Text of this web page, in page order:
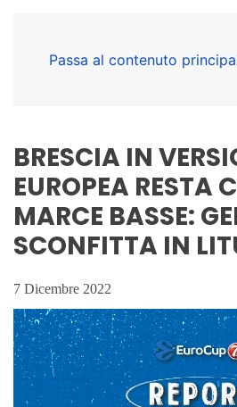
Passa al contenuto
BRESCIA IN
EUROPEA RESTA
MARCE BASSE:
SCONFITTA IN
7 Dicembre 2022